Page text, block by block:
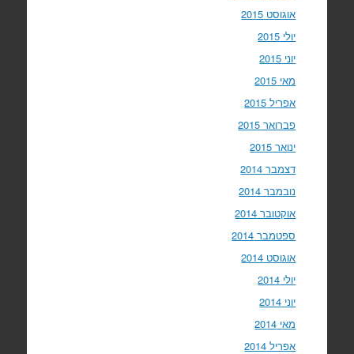
אוגוסט 2015
יולי 2015
יוני 2015
מאי 2015
אפריל 2015
פברואר 2015
ינואר 2015
דצמבר 2014
נובמבר 2014
אוקטובר 2014
ספטמבר 2014
אוגוסט 2014
יולי 2014
יוני 2014
מאי 2014
אפריל 2014